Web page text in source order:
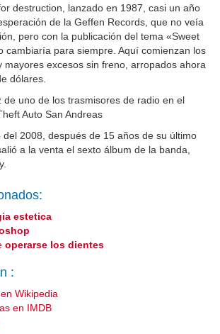
destruction, lanzado en 1987, casi un año
de la Geffen Records, que no veía
pero con la publicación del tema «Sweet
cambiaría para siempre. Aquí comienzan los
mayores excesos sin freno, arropados ahora
dólares.
de uno de los trasmisores de radio en el
Auto San Andreas
del 2008, después de 15 años de su último
a la venta el sexto álbum de la banda,
estetica
operarse los dientes
:
Wikipedia
en IMDB